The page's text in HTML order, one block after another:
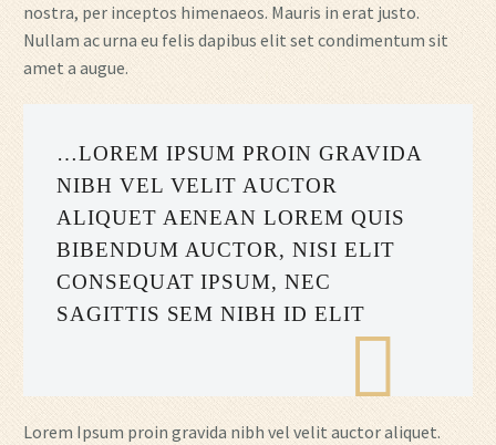
nostra, per inceptos himenaeos. Mauris in erat justo.
Nullam ac urna eu felis dapibus elit set condimentum sit
amet a augue.
…LOREM IPSUM PROIN GRAVIDA
NIBH VEL VELIT AUCTOR
ALIQUET AENEAN LOREM QUIS
BIBENDUM AUCTOR, NISI ELIT
CONSEQUAT IPSUM, NEC
SAGITTIS SEM NIBH ID ELIT
Lorem Ipsum proin gravida nibh vel velit auctor aliquet.